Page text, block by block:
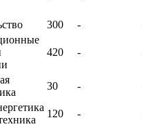
300 -
420 -
30 -
120 -